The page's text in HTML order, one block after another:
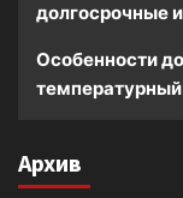
долгосрочные
Особенности
Архив